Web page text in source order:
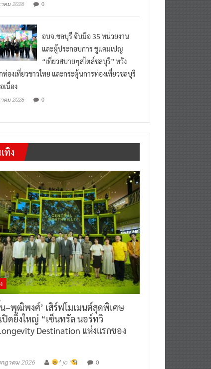
คม 2026 0
อบจ.ชลบุรี จับมือ 35 หน่วยงาน
และผู้ประกอบการ ชูแคมเปญ
“เที่ยวสบายๆสไตล์ชลบุรี” หวัง
ท่องเที่ยวชาวไทย และกระตุ้นการท่องเที่ยวชลบุรี
เนื่อง
คม 2026 0
ทิง
–พุฒิพงศ์’ เสิร์ฟโมเมนต์สุดพิเศษ
ปิดยิ่งใหญ่ “เซ็นทรัล นอร์ทวิ
Destination แห่งแรกของ
กฎาคม 2026 ^ jo ^ 0